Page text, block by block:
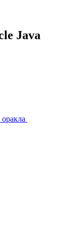
Java